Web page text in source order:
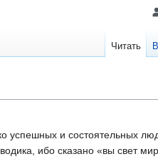
успешных и состоятельных
ибо сказано «вы свет
Читать